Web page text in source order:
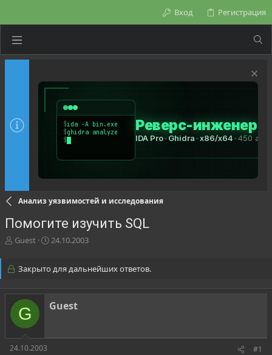
Вход Регистрация
Анализ уязвимостей и исследования
Помогите изучить SQL
А
о
т
е
м
ы
Guest
Д
а
а
ч
а
24.10.2003
Закрыто для дальнейших ответов.
G Guest
24.10.2003 #1